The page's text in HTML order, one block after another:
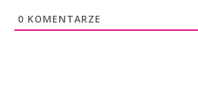
0 KOMENTARZE